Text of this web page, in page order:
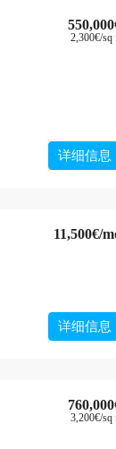
2,300€/sq
详细信息
11,500€/
详细信息
3,200€/sq